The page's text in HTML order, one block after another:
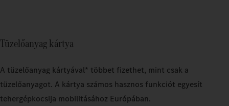
Tüzelőanyag kártya
A tüzelőanyag kártyával* többet fizethet, mint csak a
tüzelőanyagot. A kártya számos hasznos funkciót egyesít
tehergépkocsija mobilitásához Európában.